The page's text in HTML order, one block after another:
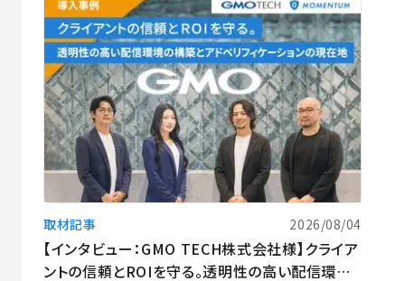
取材記事 2026/08/04
【インタビュー：GMO TECH株式会社様】クライア
ントの信頼とROIを守る。透明性の高い配信環境